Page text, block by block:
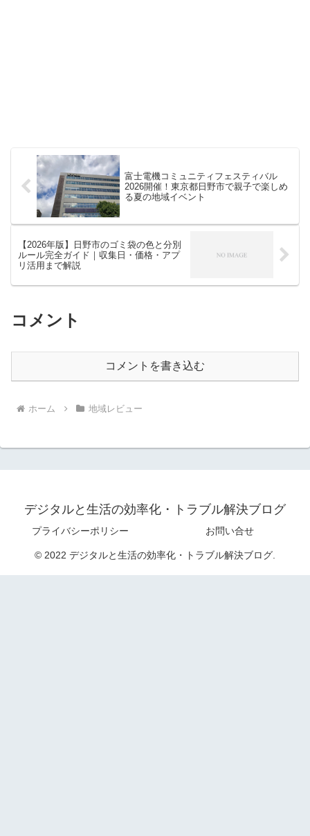
富士電機コミュニティフェスティバル
2026開催！東京都日野市で親子で楽しめ
る夏の地域イベント
【2026年版】日野市のゴミ袋の色と分別
ルール完全ガイド｜収集日・価格・アプ
リ活用まで解説
コメント
コメントを書き込む
ホーム 地域レビュー
デジタルと生活の効率化・トラブル解決ブログ
プライバシーポリシー お問い合せ
© 2022 デジタルと生活の効率化・トラブル解決ブログ.